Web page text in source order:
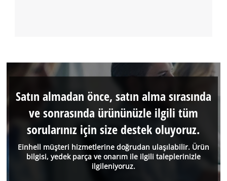
Einhell müşteri hizmetlerine doğrudan ulaşılabilir. Ürün
bilgisi, yedek parça ve onarım ile ilgili taleplerinizle
ilgileniyoruz.
Satın almadan önce, satın alma sırasında
ve sonrasında ürününüzle ilgili tüm
sorularınız için size destek oluyoruz.